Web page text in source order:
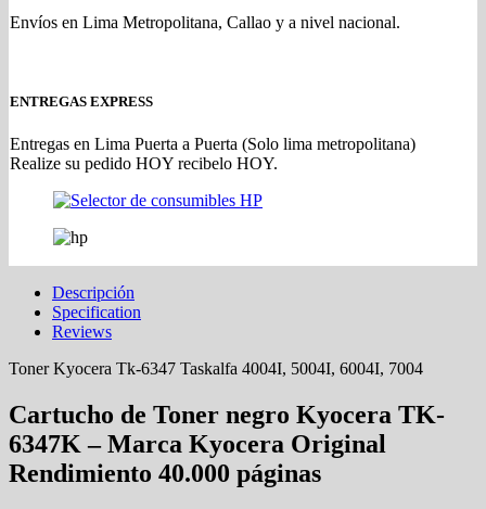
Envíos en Lima Metropolitana, Callao y a nivel nacional.
ENTREGAS EXPRESS
Entregas en Lima Puerta a Puerta (Solo lima metropolitana)
Realize su pedido HOY recibelo HOY.
Descripción
Specification
Reviews
Toner Kyocera Tk-6347 Taskalfa 4004I, 5004I, 6004I, 7004
Cartucho de Toner negro Kyocera TK-
6347K – Marca Kyocera Original
Rendimiento 40.000 páginas